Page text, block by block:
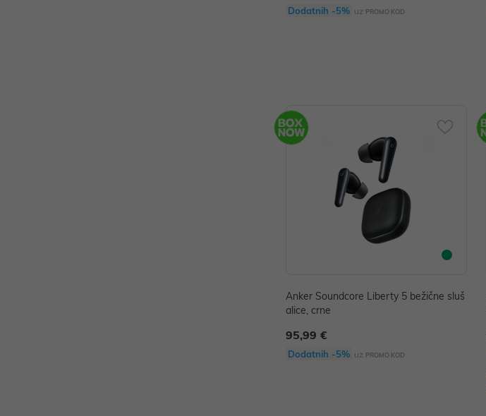
Dodatnih -5% uz PROMO KOD
Anker Soundcore Liberty 5 bežične sluš
alice, crne
95,99 €
Dodatnih -5% uz PROMO KOD